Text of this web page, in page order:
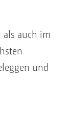
als auch im
und